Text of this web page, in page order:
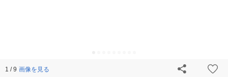
1 / 9 画像を見る